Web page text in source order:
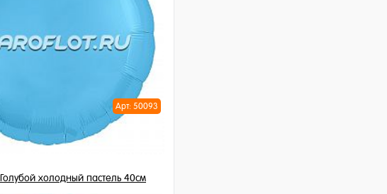
Арт: 50093
холодный пастель 40см